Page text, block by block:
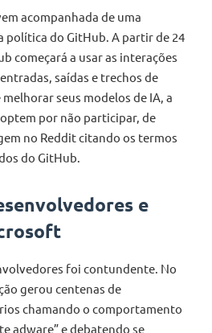
acompanhada de uma
política do GitHub. A partir de 24
começará a usar as interações
saídas e trechos de
seus modelos de IA, a
por não participar, de
no Reddit citando os termos
do GitHub.
e
foi contundente. No
gerou centenas de
chamando o comportamento
adware” e debatendo se